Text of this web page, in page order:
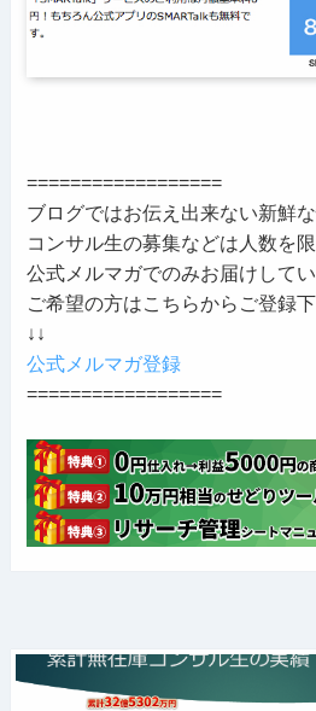
==================
ブログではお伝え出来ない新鮮な
コンサル生の募集などは人数を
公式メルマガでのみお届けしてい
ご希望の方はこちらからご登録下
↓↓
公式メルマガ登録
==================